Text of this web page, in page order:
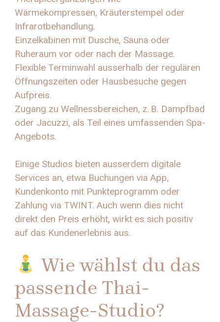
Wärmekompressen, Kräuterstempel oder
Infrarotbehandlung.
Einzelkabinen mit Dusche, Sauna oder
Ruheraum vor oder nach der Massage.
Flexible Terminwahl ausserhalb der regulären
Öffnungszeiten oder Hausbesuche gegen
Aufpreis.
Zugang zu Wellnessbereichen, z. B. Dampfbad
oder Jacuzzi, als Teil eines umfassenden Spa-
Angebots.
Einige Studios bieten ausserdem digitale
Services an, etwa Buchungen via App,
Kundenkonto mit Punkteprogramm oder
Zahlung via TWINT. Auch wenn dies nicht
direkt den Preis erhöht, wirkt es sich positiv
auf das Kundenerlebnis aus.
Wie wählst du das
passende Thai-
Massage-Studio?